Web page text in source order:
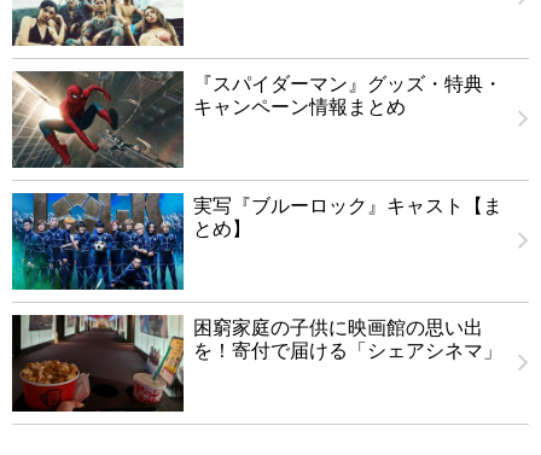
『スパイダーマン』グッズ・特典・
キャンペーン情報まとめ
実写『ブルーロック』キャスト【ま
とめ】
困窮家庭の子供に映画館の思い出
を！寄付で届ける「シェアシネマ」